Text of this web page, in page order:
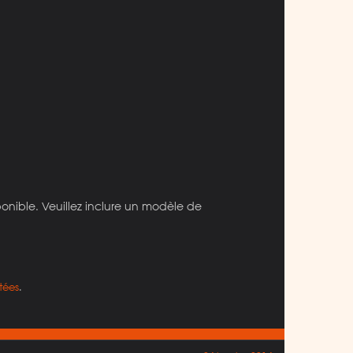
Veuillez inclure un modèle de
.